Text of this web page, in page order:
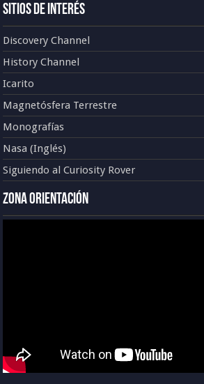
Sitios de Interés
Discovery Channel
History Channel
Icarito
Magnetósfera Terrestre
Monografías
Nasa (Inglés)
Siguiendo al Curiosity Rover
Zona Orientación